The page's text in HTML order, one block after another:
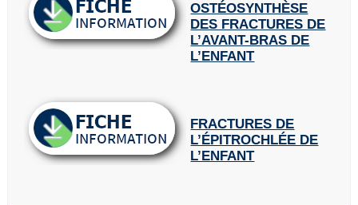
OSTÉOSYNTHÈSE
DES FRACTURES DE
L’AVANT-BRAS DE
L’ENFANT
FRACTURES DE
L’ÉPITROCHLÉE DE
L’ENFANT